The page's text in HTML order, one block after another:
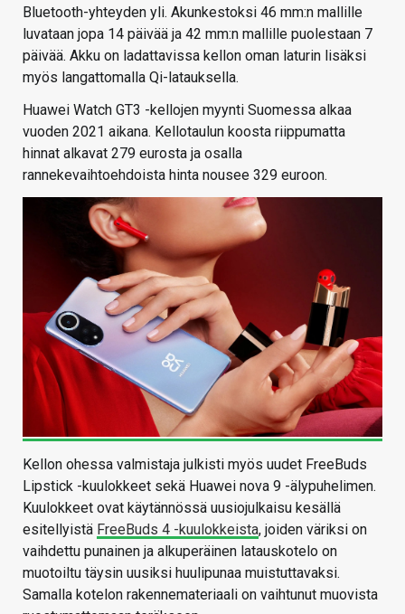
Bluetooth-yhteyden yli. Akunkestoksi 46 mm:n mallille
luvataan jopa 14 päivää ja 42 mm:n mallille puolestaan 7
päivää. Akku on ladattavissa kellon oman laturin lisäksi
myös langattomalla Qi-latauksella.
Huawei Watch GT3 -kellojen myynti Suomessa alkaa
vuoden 2021 aikana. Kellotaulun koosta riippumatta
hinnat alkavat 279 eurosta ja osalla
rannekevaihtoehdoista hinta nousee 329 euroon.
Kellon ohessa valmistaja julkisti myös uudet FreeBuds
Lipstick -kuulokkeet sekä Huawei nova 9 -älypuhelimen.
Kuulokkeet ovat käytännössä uusiojulkaisu kesällä
esitellyistä FreeBuds 4 -kuulokkeista, joiden väriksi on
vaihdettu punainen ja alkuperäinen latauskotelo on
muotoiltu täysin uusiksi huulipunaa muistuttavaksi.
Samalla kotelon rakennemateriaali on vaihtunut muovista